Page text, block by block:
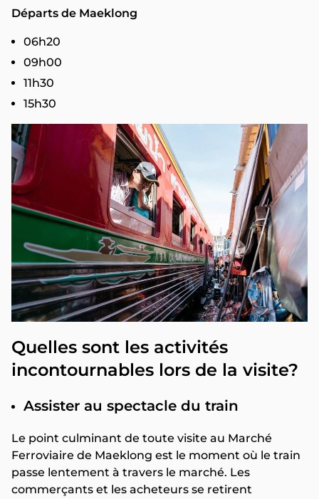
Départs de Maeklong
06h20
09h00
11h30
15h30
Quelles sont les activités
incontournables lors de la visite?
Assister au spectacle du train
Le point culminant de toute visite au Marché
Ferroviaire de Maeklong est le moment où le train
passe lentement à travers le marché. Les
commerçants et les acheteurs se retirent